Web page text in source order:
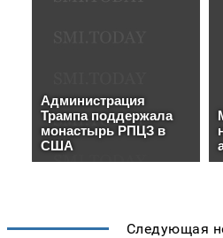
Следующая